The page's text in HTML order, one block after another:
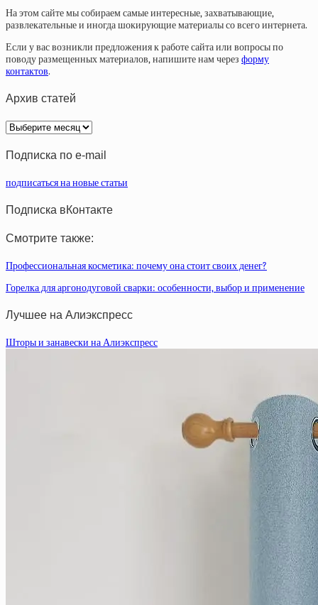
На этом сайте мы собираем самые интересные, захватывающие,
развлекательные и иногда шокирующие материалы со всего интернета.
Если у вас возникли предложения к работе сайта или вопросы по
поводу размещенных материалов, напишите нам через форму
контактов.
Архив статей
Архив
статей
Подписка по e-mail
подписаться на новые статьи
Подписка вКонтакте
Смотрите также:
Профессиональная косметика: почему она стоит своих денег?
Горелка для аргонодуговой сварки: особенности, выбор и применение
Лучшее на Алиэкспресс
Шторы и занавески на Алиэкспресс